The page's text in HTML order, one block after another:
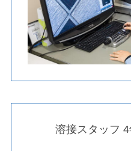
溶接スタッフ